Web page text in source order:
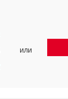
или